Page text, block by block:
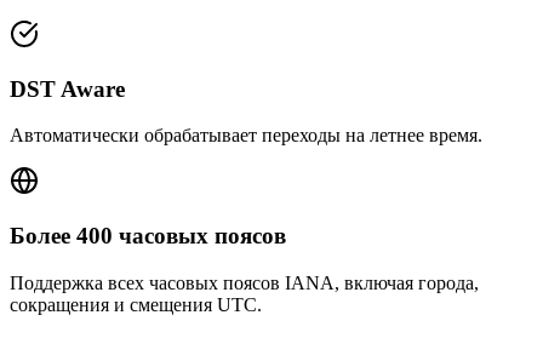
DST Aware
Автоматически обрабатывает переходы на летнее время.
Более 400 часовых поясов
Поддержка всех часовых поясов IANA, включая города,
сокращения и смещения UTC.